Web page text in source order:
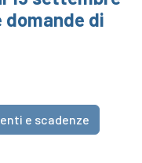
di
e scadenze